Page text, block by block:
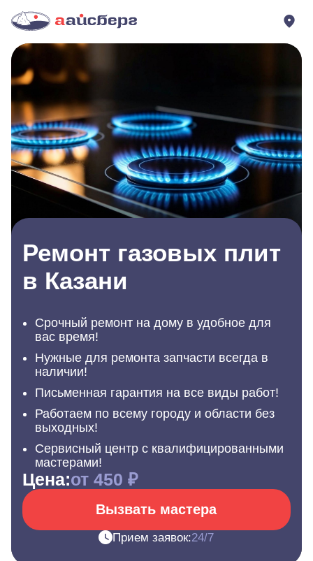
Ремонт газовых плит
в Казани
Срочный ремонт на дому в удобное для
вас время!
Нужные для ремонта запчасти всегда в
наличии!
Письменная гарантия на все виды работ!
Работаем по всему городу и области без
выходных!
Сервисный центр с квалифицированными
мастерами!
Цена:от 450 ₽
Вызвать мастера
Прием заявок:24/7